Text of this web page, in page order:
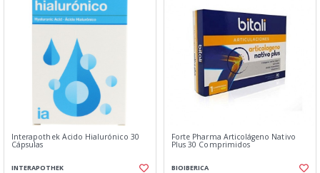
Interapothek Ácido Hialurónico 30
Cápsulas
INTERAPOTHEK
Forte Pharma Articolágeno Nativo
Plus 30 Comprimidos
BIOIBERICA